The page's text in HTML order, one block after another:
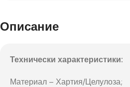
Описание
Технически характеристики:
Материал – Хартия/Целулоза;